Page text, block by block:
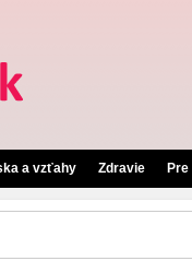
a vzťahy Zdravie